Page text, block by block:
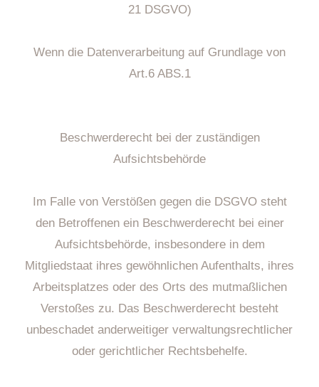
21 DSGVO)
Wenn die Datenverarbeitung auf Grundlage von
Art.6 ABS.1
Beschwerderecht bei der zuständigen
Aufsichtsbehörde
Im Falle von Verstößen gegen die DSGVO steht
den Betroffenen ein Beschwerderecht bei einer
Aufsichtsbehörde, insbesondere in dem
Mitgliedstaat ihres gewöhnlichen Aufenthalts, ihres
Arbeitsplatzes oder des Orts des mutmaßlichen
Verstoßes zu. Das Beschwerderecht besteht
unbeschadet anderweitiger verwaltungsrechtlicher
oder gerichtlicher Rechtsbehelfe.